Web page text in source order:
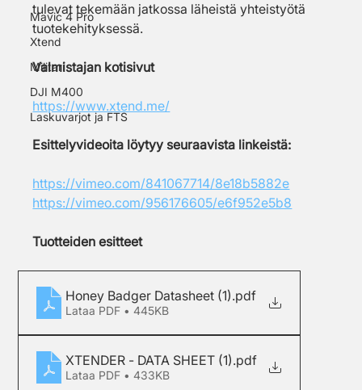
Mavic 4 Pro
Xtend
Militari
DJI M400
Laskuvarjot ja FTS
tulevat tekemään jatkossa läheistä yhteistyötä
tuotekehityksessä.
Valmistajan kotisivut
https://www.xtend.me/
Esittelyvideoita löytyy seuraavista linkeistä:
https://vimeo.com/841067714/8e18b5882e
https://vimeo.com/956176605/e6f952e5b8
Tuotteiden esitteet
Honey Badger Datasheet (1).pdf
Lataa PDF • 445KB
XTENDER - DATA SHEET (1).pdf
Lataa PDF • 433KB